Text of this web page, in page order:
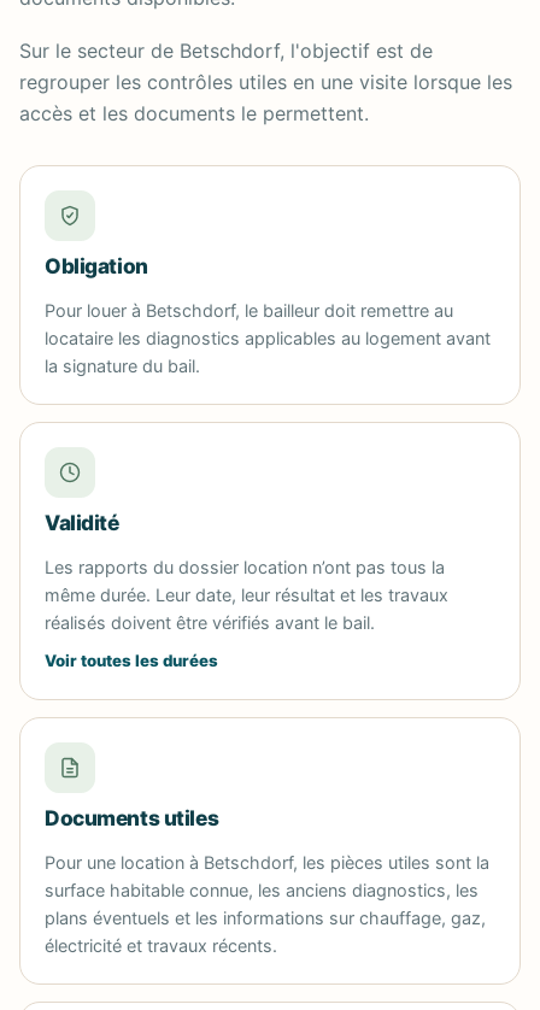
Sur le secteur de Betschdorf, l'objectif est de
regrouper les contrôles utiles en une visite lorsque les
accès et les documents le permettent.
Obligation
Pour louer à Betschdorf, le bailleur doit remettre au
locataire les diagnostics applicables au logement avant
la signature du bail.
Validité
Les rapports du dossier location n’ont pas tous la
même durée. Leur date, leur résultat et les travaux
réalisés doivent être vérifiés avant le bail.
Voir toutes les durées
Documents utiles
Pour une location à Betschdorf, les pièces utiles sont la
surface habitable connue, les anciens diagnostics, les
plans éventuels et les informations sur chauffage, gaz,
électricité et travaux récents.